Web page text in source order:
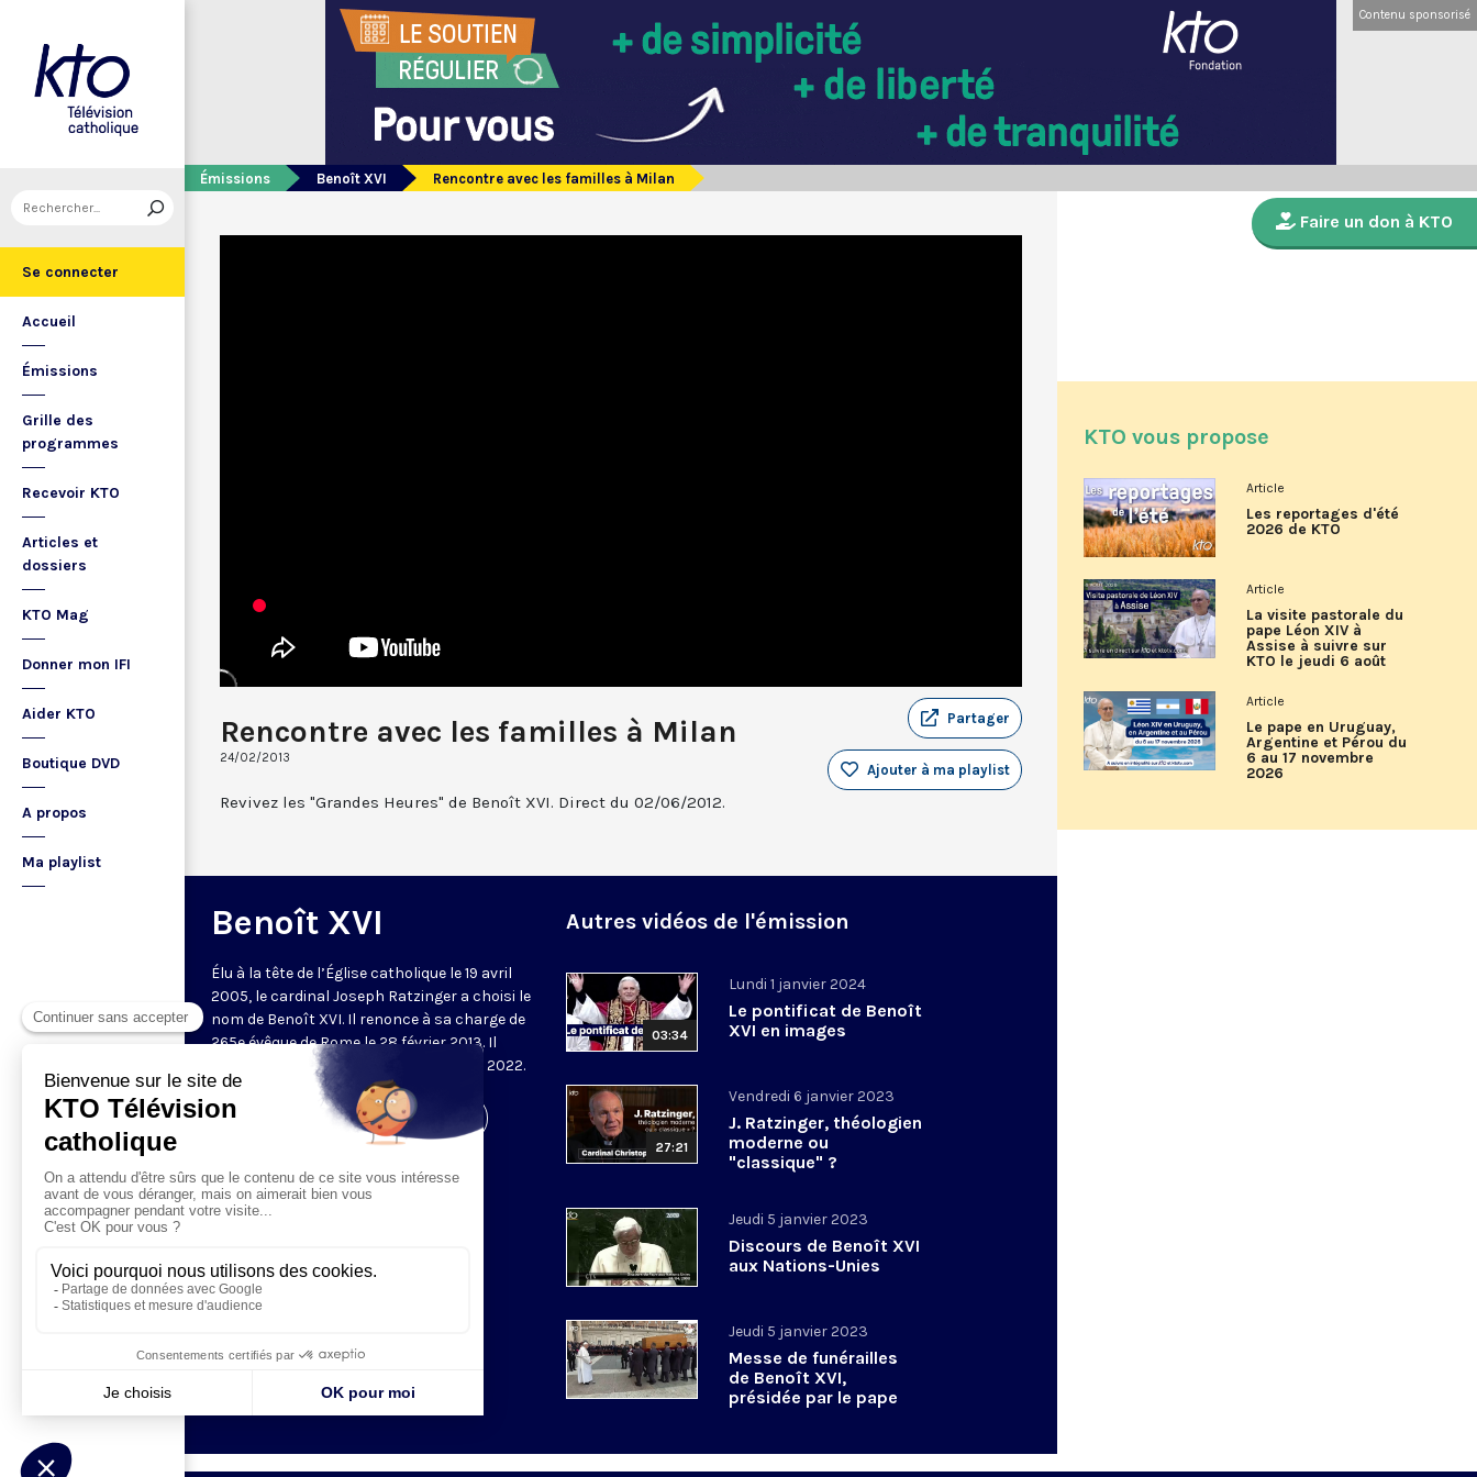
Se connecter
Accueil
Émissions
Grille des
programmes
Recevoir KTO
Articles et
dossiers
KTO Mag
Donner mon IFI
Aider KTO
Boutique DVD
A propos
Ma playlist
Contenu sponsorisé
Émissions Benoît XVI Rencontre avec les familles à Milan
Rencontre avec les familles à Milan
24/02/2013
Partager
Ajouter à ma playlist
Revivez les "Grandes Heures" de Benoît XVI. Direct du 02/06/2012.
Benoît XVI
Élu à la tête de l’Église catholique le 19 avril
2005, le cardinal Joseph Ratzinger a choisi le
nom de Benoît XVI. Il renonce à sa charge de
265e évêque de Rome le 28 février 2013. Il
meurt à l’âge de 95 ans le 31 décembre 2022.
Visiter la page de l'émission
Autres vidéos de l'émission
03:34
Lundi 1 janvier 2024
Le pontificat de Benoît
XVI en images
27:21
Vendredi 6 janvier 2023
J. Ratzinger, théologien
moderne ou
"classique" ?
Jeudi 5 janvier 2023
Discours de Benoît XVI
aux Nations-Unies
Jeudi 5 janvier 2023
Messe de funérailles
de Benoît XVI,
présidée par le pape
Faire un don à KTO
KTO vous propose
Article
Les reportages d'été
2026 de KTO
Article
La visite pastorale du
pape Léon XIV à
Assise à suivre sur
KTO le jeudi 6 août
Article
Le pape en Uruguay,
Argentine et Pérou du
6 au 17 novembre
2026